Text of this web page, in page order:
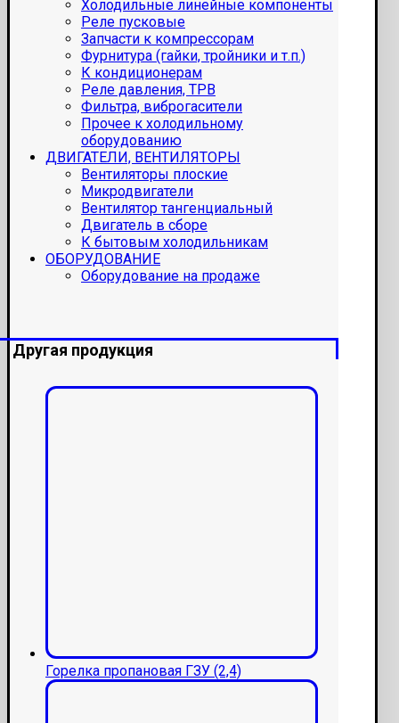
Холодильные линейные компоненты
Реле пусковые
Запчасти к компрессорам
Фурнитура (гайки, тройники и т.п.)
К кондиционерам
Реле давления, ТРВ
Фильтра, виброгасители
Прочее к холодильному
оборудованию
ДВИГАТЕЛИ, ВЕНТИЛЯТОРЫ
Вентиляторы плоские
Микродвигатели
Вентилятор тангенциальный
Двигатель в сборе
К бытовым холодильникам
ОБОРУДОВАНИЕ
Оборудование на продаже
Другая продукция
Горелка пропановая ГЗУ (2,4)